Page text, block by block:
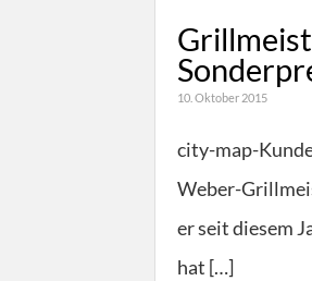
10. Oktober 2015
city-map-
Weber-
er seit diesem
hat […]